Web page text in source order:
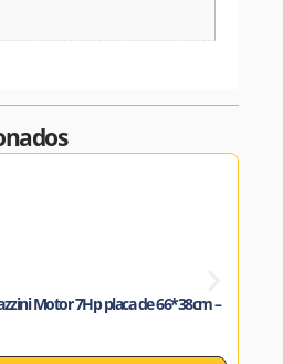
Motor 7Hp placa de 66*38cm –